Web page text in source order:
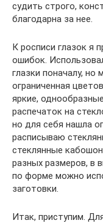
судить строго,
благодарна за нее.
К росписи глазок я
ошибок.
глазки поначалу, но
ограниченная
яркие,
распечаток на
но для себя нашла
расписываю
стеклянные
разных размеров, в
по форме можно
заготовки.
Итак, приступим.